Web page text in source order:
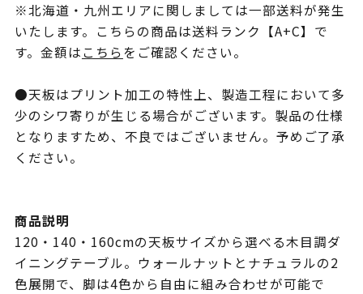
※北海道・九州エリアに関しましては一部送料が発生
いたします。こちらの商品は送料ランク【A+C】で
す。金額はこちらをご確認ください。
●天板はプリント加工の特性上、製造工程において多
少のシワ寄りが生じる場合がございます。製品の仕様
となりますため、不良ではございません。予めご了承
ください。
商品説明
120・140・160cmの天板サイズから選べる木目調ダ
イニングテーブル。ウォールナットとナチュラルの2
色展開で、脚は4色から自由に組み合わせが可能で